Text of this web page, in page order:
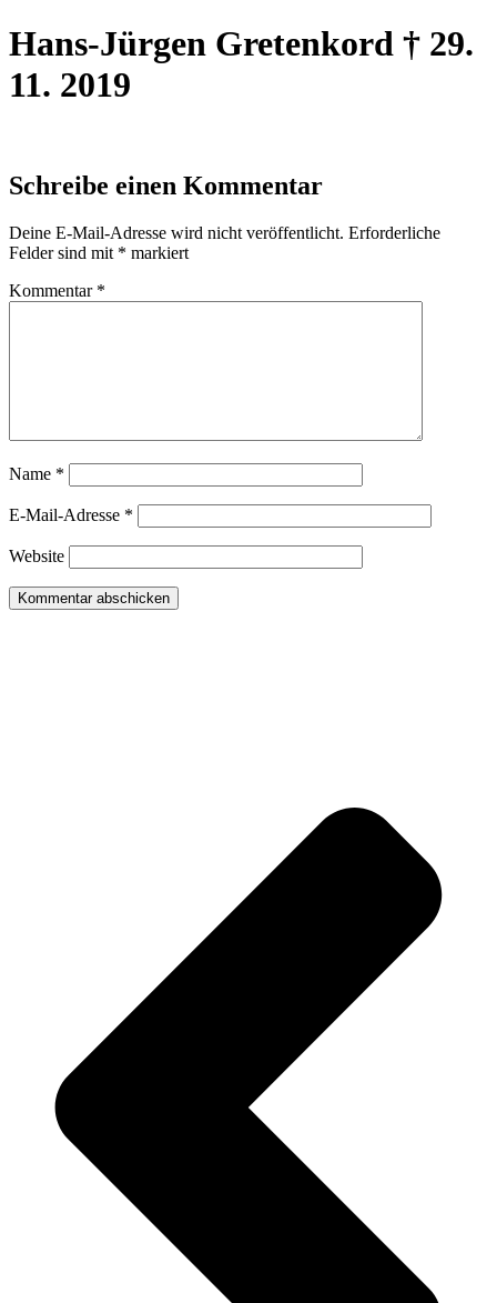
Hans-Jürgen Gretenkord † 29.
11. 2019
Schreibe einen Kommentar
Deine E-Mail-Adresse wird nicht veröffentlicht. Erforderliche
Felder sind mit * markiert
Kommentar *
Name *
E-Mail-Adresse *
Website